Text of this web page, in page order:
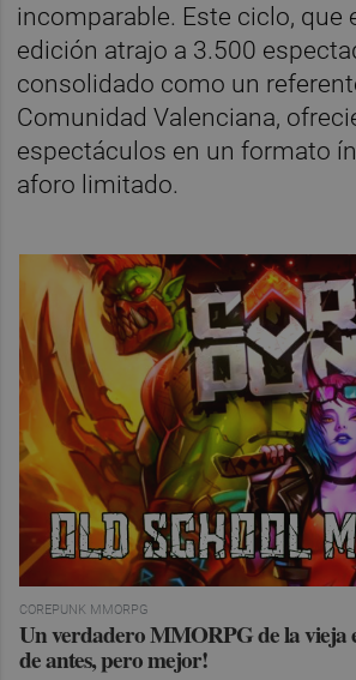
incomparable. Este ciclo, que
edición atrajo a 3.500
consolidado como un
Comunidad Valenciana,
espectáculos en un formato
aforo limitado.
COREPUNK MMORPG
Un verdadero MMORPG de la vieja
de antes, pero mejor!